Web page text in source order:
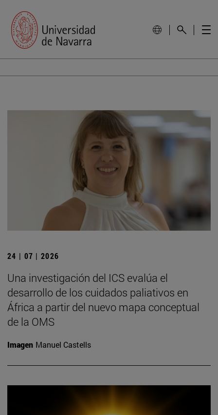
24 | 07 | 2026
Una investigación del ICS evalúa el
desarrollo de los cuidados paliativos en
África a partir del nuevo mapa conceptual
de la OMS
Imagen Manuel Castells